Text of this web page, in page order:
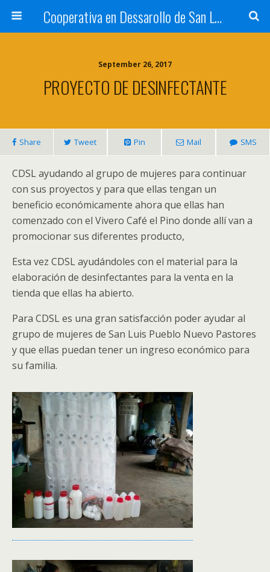
Cooperativa en Dessarollo de San Luis
September 26, 2017
PROYECTO DE DESINFECTANTE
Share Tweet Pin Mail SMS
CDSL ayudando al grupo de mujeres para continuar
con sus proyectos y para que ellas tengan un
beneficio económicamente ahora que ellas han
comenzado con el Vivero Café el Pino donde allí van a
promocionar sus diferentes producto,
Esta vez CDSL ayudándoles con el material para la
elaboración de desinfectantes para la venta en la
tienda que ellas ha abierto.
Para CDSL es una gran satisfacción poder ayudar al
grupo de mujeres de San Luis Pueblo Nuevo Pastores
y que ellas puedan tener un ingreso económico para
su familia.